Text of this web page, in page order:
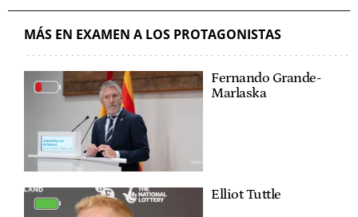
MÁS EN EXAMEN A LOS PROTAGONISTAS
Fernando Grande-
Marlaska
Elliot Tuttle